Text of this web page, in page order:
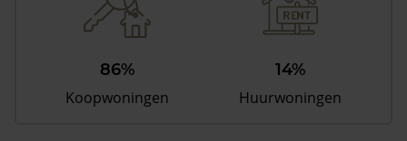
86%
Koopwoningen
14%
Huurwoningen